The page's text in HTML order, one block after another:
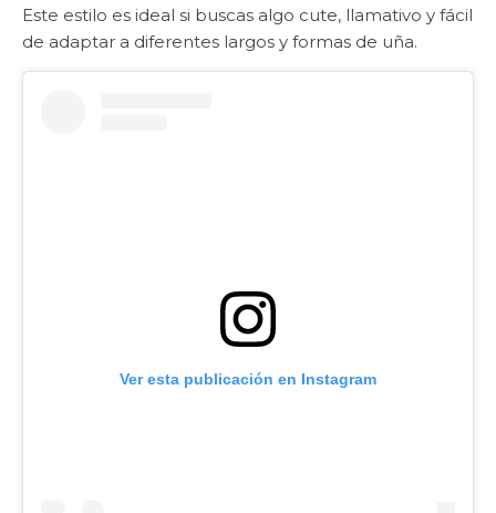
Este estilo es ideal si buscas algo cute, llamativo y fácil
de adaptar a diferentes largos y formas de uña.
Ver esta publicación en Instagram